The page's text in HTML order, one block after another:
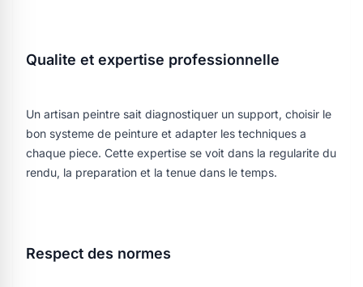
Qualite et expertise professionnelle
Un artisan peintre sait diagnostiquer un support, choisir le
bon systeme de peinture et adapter les techniques a
chaque piece. Cette expertise se voit dans la regularite du
rendu, la preparation et la tenue dans le temps.
Respect des normes